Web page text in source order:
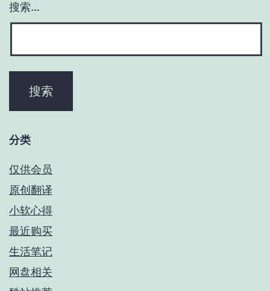
搜索…
分类
仅供会员
原创翻译
小软心得
最近购买
生活笔记
网盘相关